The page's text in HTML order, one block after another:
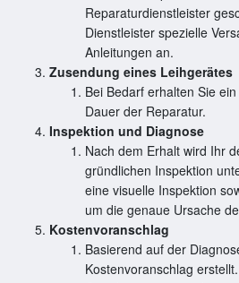
Reparaturdienstleister
Dienstleister spezielle
Anleitungen an.
Zusendung eines Leihgerätes
Bei Bedarf erhalten Sie
Dauer der Reparatur.
Inspektion und Diagnose
Nach dem Erhalt wird Ihr
gründlichen Inspektion
eine visuelle Inspektion
um die genaue Ursache
Kostenvoranschlag
Basierend auf der
Kostenvoranschlag